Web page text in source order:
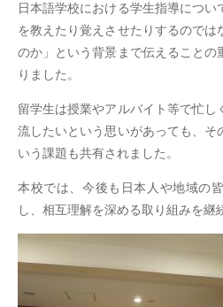
日本語学校における学生指導につ
を教えたり覚えさせたりするのでは
のか」という背景まで伝えることの
りました。
留学生は授業やアルバイト等で忙し
流したいという思いがあっても、そ
いう課題も共有されました。
本校では、今後も日本人や地域の
し、相互理解を深める取り組みを継